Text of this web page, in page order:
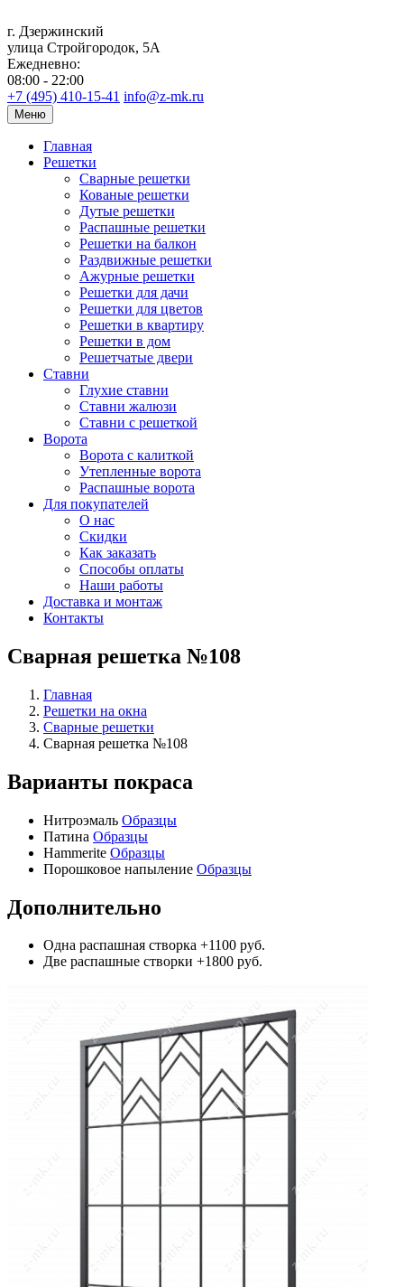
г. Дзержинский
улица Стройгородок, 5А
Ежедневно:
08:00 - 22:00
+7 (495) 410-15-41 info@z-mk.ru
Меню
Главная
Решетки
Сварные решетки
Кованые решетки
Дутые решетки
Распашные решетки
Решетки на балкон
Раздвижные решетки
Ажурные решетки
Решетки для дачи
Решетки для цветов
Решетки в квартиру
Решетки в дом
Решетчатые двери
Ставни
Глухие ставни
Ставни жалюзи
Ставни с решеткой
Ворота
Ворота с калиткой
Утепленные ворота
Распашные ворота
Для покупателей
О нас
Скидки
Как заказать
Способы оплаты
Наши работы
Доставка и монтаж
Контакты
Сварная решетка №108
Главная
Решетки на окна
Сварные решетки
Сварная решетка №108
Варианты покраса
Нитроэмаль Образцы
Патина Образцы
Hammerite Образцы
Порошковое напыление Образцы
Дополнительно
Одна распашная створка +1100 руб.
Две распашные створки +1800 руб.